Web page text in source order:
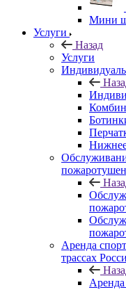
Мини
Услуги
Назад
Услуги
Аренда
трассах